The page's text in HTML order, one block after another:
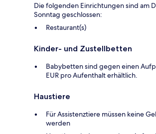
Die folgenden Einrichtungen sind am
Sonntag geschlossen:
Restaurant(s)
Kinder- und Zustellbetten
Babybetten sind gegen einen
EUR pro Aufenthalt erhältlich.
Haustiere
Für Assistenztiere müssen keine
werden